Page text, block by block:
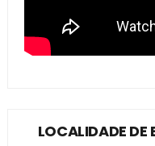
LOCALIDADE DE